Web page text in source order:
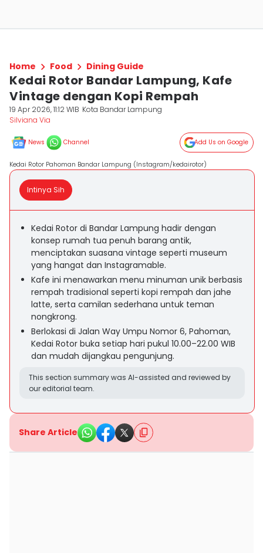
Home Food Dining Guide
Kedai Rotor Bandar Lampung, Kafe
Vintage dengan Kopi Rempah
19 Apr 2026, 11:12 WIB Kota Bandar Lampung
Silviana Via
News Channel Add Us on Google
Kedai Rotor Pahoman Bandar Lampung (Instagram/kedairotor)
Intinya Sih
Kedai Rotor di Bandar Lampung hadir dengan
konsep rumah tua penuh barang antik,
menciptakan suasana vintage seperti museum
yang hangat dan Instagramable.
Kafe ini menawarkan menu minuman unik berbasis
rempah tradisional seperti kopi rempah dan jahe
latte, serta camilan sederhana untuk teman
nongkrong.
Berlokasi di Jalan Way Umpu Nomor 6, Pahoman,
Kedai Rotor buka setiap hari pukul 10.00–22.00 WIB
dan mudah dijangkau pengunjung.
This section summary was AI-assisted and reviewed by
our editorial team.
Share Article